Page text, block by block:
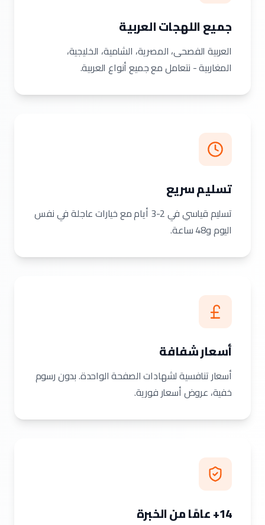
جميع اللهجات العربية
العربية الفصحى، المصرية، الشامية، الخليجية،
المغاربية - نتعامل مع جميع أنواع العربية.
تسليم سريع
تسليم قياسي في 2-3 أيام مع خيارات عاجلة في نفس
اليوم و48 ساعة.
أسعار شفافة
أسعار تنافسية لشهادات الصفحة الواحدة. بدون رسوم
خفية، عروض أسعار فورية.
14+ عامًا من الخبرة